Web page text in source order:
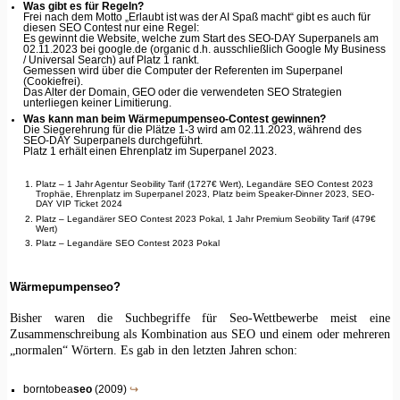
Was gibt es für Regeln?
Frei nach dem Motto „Erlaubt ist was der AI Spaß macht“ gibt es auch für
diesen SEO Contest nur eine Regel:
Es gewinnt die Website, welche zum Start des SEO-DAY Superpanels am
02.11.2023 bei google.de (organic d.h. ausschließlich Google My Business
/ Universal Search) auf Platz 1 rankt.
Gemessen wird über die Computer der Referenten im Superpanel
(Cookiefrei).
Das Alter der Domain, GEO oder die verwendeten SEO Strategien
unterliegen keiner Limitierung.
Was kann man beim Wärmepumpenseo-Contest gewinnen?
Die Siegerehrung für die Plätze 1-3 wird am 02.11.2023, während des
SEO-DAY Superpanels durchgeführt.
Platz 1 erhält einen Ehrenplatz im Superpanel 2023.
Platz – 1 Jahr Agentur Seobility Tarif (1727€ Wert), Legandäre SEO Contest 2023
Trophäe, Ehrenplatz im Superpanel 2023, Platz beim Speaker-Dinner 2023, SEO-
DAY VIP Ticket 2024
Platz – Legandärer SEO Contest 2023 Pokal, 1 Jahr Premium Seobility Tarif (479€
Wert)
Platz – Legandäre SEO Contest 2023 Pokal
Wärmepumpenseo?
Bisher waren die Suchbegriffe für Seo-Wettbewerbe meist eine
Zusammenschreibung als Kombination aus SEO und einem oder mehreren
„normalen“ Wörtern. Es gab in den letzten Jahren schon:
borntobeaseo (2009)↪